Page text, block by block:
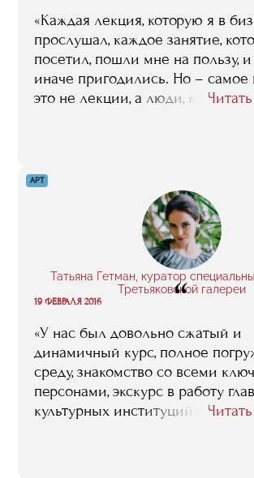
понял, я и теперь в своей работе
использую практически каждый
«Каждая лекция, которую я в
прослушал, каждое занятие,
посетил, пошли мне на пользу,
иначе пригодились. Но – самое
это не лекции, а люди, которые
профессионалами спортивной
какие только у нас в стране
возможность общения,
контактов, деловых связей с
с клубами, с федерациями, с
где они работают, я всех
абитуриентов призываю высоко
АРТ
Татьяна Гетман, куратор
Третьяковской галереи
“
19 ФЕВРАЛЯ 2016
«У нас был довольно сжатый и
динамичный курс, полное
среду, знакомство со всеми
персонами, экскурс в работу
культурных институций. После